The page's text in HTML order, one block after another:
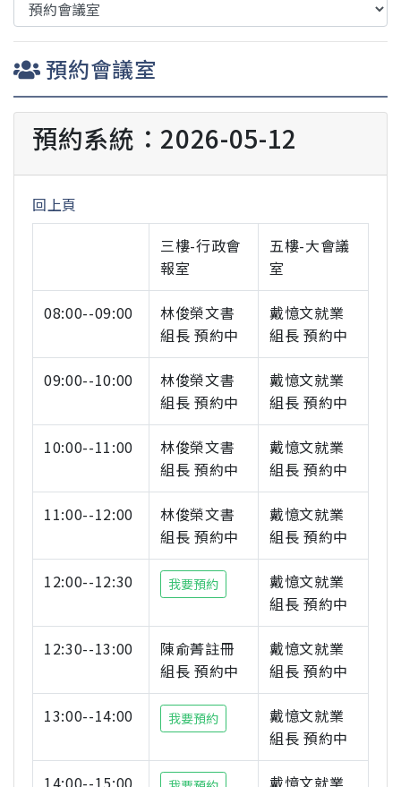
預約會議室
預約系統：2026-05-12
回上頁
三樓-行政會
報室
五樓-大會議
室
08:00--09:00
林俊榮文書
組長 預約中
戴憶文就業
組長 預約中
09:00--10:00
林俊榮文書
組長 預約中
戴憶文就業
組長 預約中
10:00--11:00
林俊榮文書
組長 預約中
戴憶文就業
組長 預約中
11:00--12:00
林俊榮文書
組長 預約中
戴憶文就業
組長 預約中
12:00--12:30 我要預約
戴憶文就業
組長 預約中
12:30--13:00
陳俞菁註冊
組長 預約中
戴憶文就業
組長 預約中
13:00--14:00 我要預約
戴憶文就業
組長 預約中
14:00--15:00
戴憶文就業